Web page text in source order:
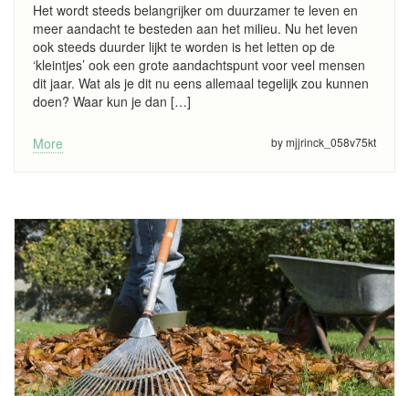
Het wordt steeds belangrijker om duurzamer te leven en
meer aandacht te besteden aan het milieu. Nu het leven
ook steeds duurder lijkt te worden is het letten op de
‘kleintjes’ ook een grote aandachtspunt voor veel mensen
dit jaar. Wat als je dit nu eens allemaal tegelijk zou kunnen
doen? Waar kun je dan […]
More by mjjrinck_058v75kt